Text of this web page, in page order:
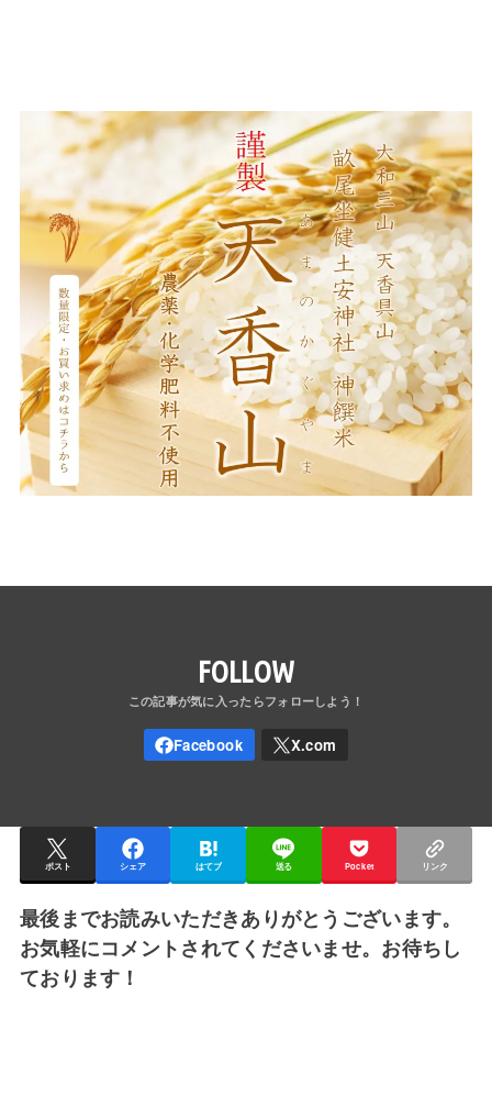
FOLLOW
ポスト シェア はてブ 送る Pocket リンク
最後までお読みいただきありがとうございます。
お気軽にコメントされてくださいませ。お待ちし
ております！